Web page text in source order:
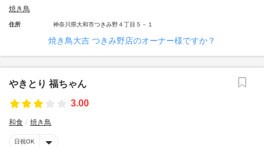
焼き鳥
住所 神奈川県大和市つきみ野４丁目５－１
焼き鳥大吉 つきみ野店のオーナー様ですか？
やきとり 福ちゃん
3.00
和食 焼き鳥
日祝OK